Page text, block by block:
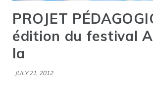
PROJET
édition du festival
la
JULY 21, 2012